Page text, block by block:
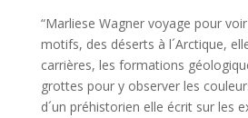
“Marliese Wagner voyage pour
motifs, des déserts à l´Arctique,
carrières, les formations
grottes pour y observer les
d´un préhistorien elle écrit sur les